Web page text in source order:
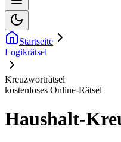
Startseite
Logikrätsel
Kreuzworträtsel
kostenloses Online-Rätsel
Haushalt-